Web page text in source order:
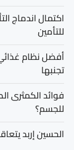
اكتمال اندماج
للتأمين
أفضل نظام
تجنبها
فوائد الكمثرى
للجسم؟
الحسين إربد